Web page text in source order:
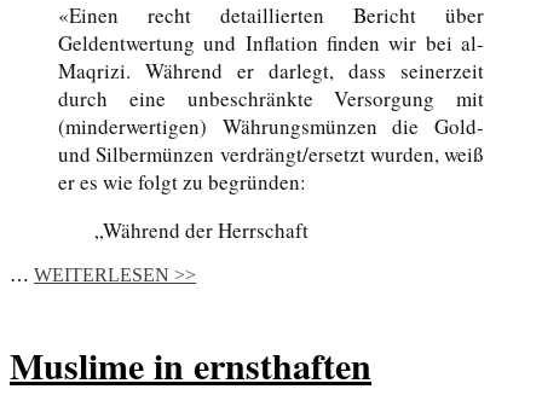
«Einen recht detaillierten Bericht über
Geldentwertung und Inflation finden wir bei al-
Maqrizi. Während er darlegt, dass seinerzeit
durch eine unbeschränkte Versorgung mit
(minderwertigen) Währungsmünzen die Gold-
und Silbermünzen verdrängt/ersetzt wurden, weiß
er es wie folgt zu begründen:
„Während der Herrschaft
… WEITERLESEN >>
Muslime in ernsthaften